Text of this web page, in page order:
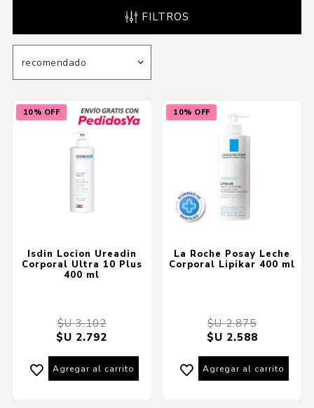
FILTROS
10% OFF
Isdin Locion Ureadin
Corporal Ultra 10 Plus
400 ml
$U 3.102
$U 2.792
Agregar al carrito
10% OFF
La Roche Posay Leche
Corporal Lipikar 400 ml
$U 2.875
$U 2.588
Agregar al carrito